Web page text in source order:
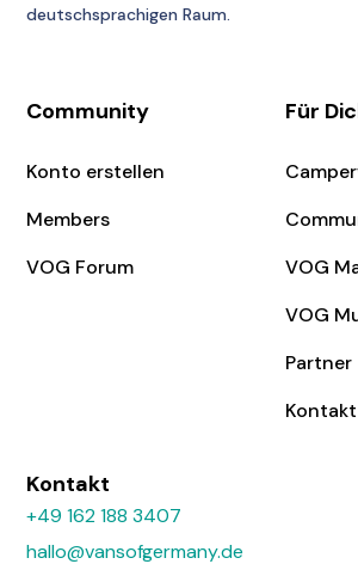
deutschsprachigen Raum.
Community
Konto erstellen
Members
VOG Forum
Für
VOG
VOG
Partner
Kontakt
Kontakt
+49 162 188 3407
hallo@vansofgermany.de